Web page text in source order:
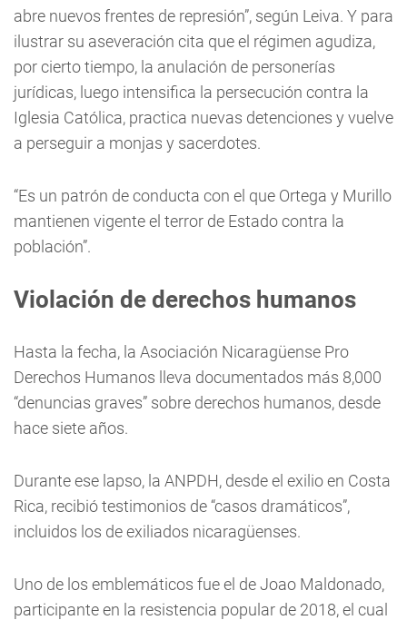
abre nuevos frentes de represión”, según Leiva. Y para
ilustrar su aseveración cita que el régimen agudiza,
por cierto tiempo, la anulación de personerías
jurídicas, luego intensifica la persecución contra la
Iglesia Católica, practica nuevas detenciones y vuelve
a perseguir a monjas y sacerdotes.
“Es un patrón de conducta con el que Ortega y Murillo
mantienen vigente el terror de Estado contra la
población”.
Violación de derechos humanos
Hasta la fecha, la Asociación Nicaragüense Pro
Derechos Humanos lleva documentados más 8,000
“denuncias graves” sobre derechos humanos, desde
hace siete años.
Durante ese lapso, la ANPDH, desde el exilio en Costa
Rica, recibió testimonios de “casos dramáticos”,
incluidos los de exiliados nicaragüenses.
Uno de los emblemáticos fue el de Joao Maldonado,
participante en la resistencia popular de 2018, el cual